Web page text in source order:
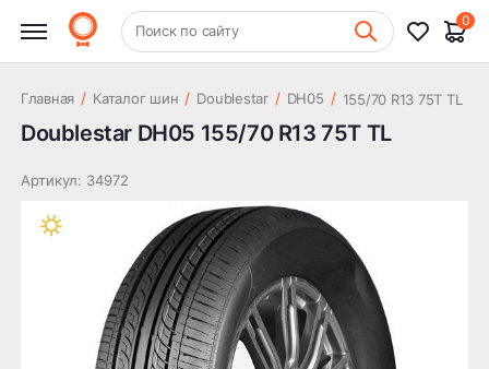
+7 (831) 261-35-35 Шиномонтаж
Поиск по сайту
0
Главная / Каталог шин / Doublestar / DH05 / 155/70 R13 75T TL
Doublestar DH05 155/70 R13 75T TL
Артикул: 34972